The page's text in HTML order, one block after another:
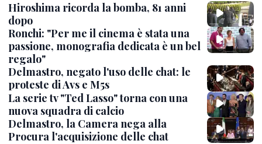
Hiroshima ricorda la bomba, 81 anni
dopo
Ronchi: "Per me il cinema è stata una
passione, monografia dedicata è un bel
regalo"
Delmastro, negato l'uso delle chat: le
proteste di Avs e M5s
La serie tv "Ted Lasso" torna con una
nuova squadra di calcio
Delmastro, la Camera nega alla
Procura l'acquisizione delle chat